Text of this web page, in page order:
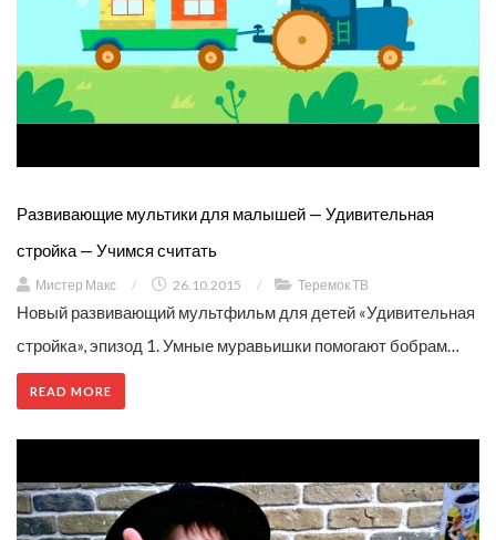
Развивающие мультики для малышей — Удивительная
стройка — Учимся считать
Мистер Макс / 26.10.2015 / Теремок ТВ
Новый развивающий мультфильм для детей «Удивительная
стройка», эпизод 1. Умные муравьишки помогают бобрам…
READ MORE